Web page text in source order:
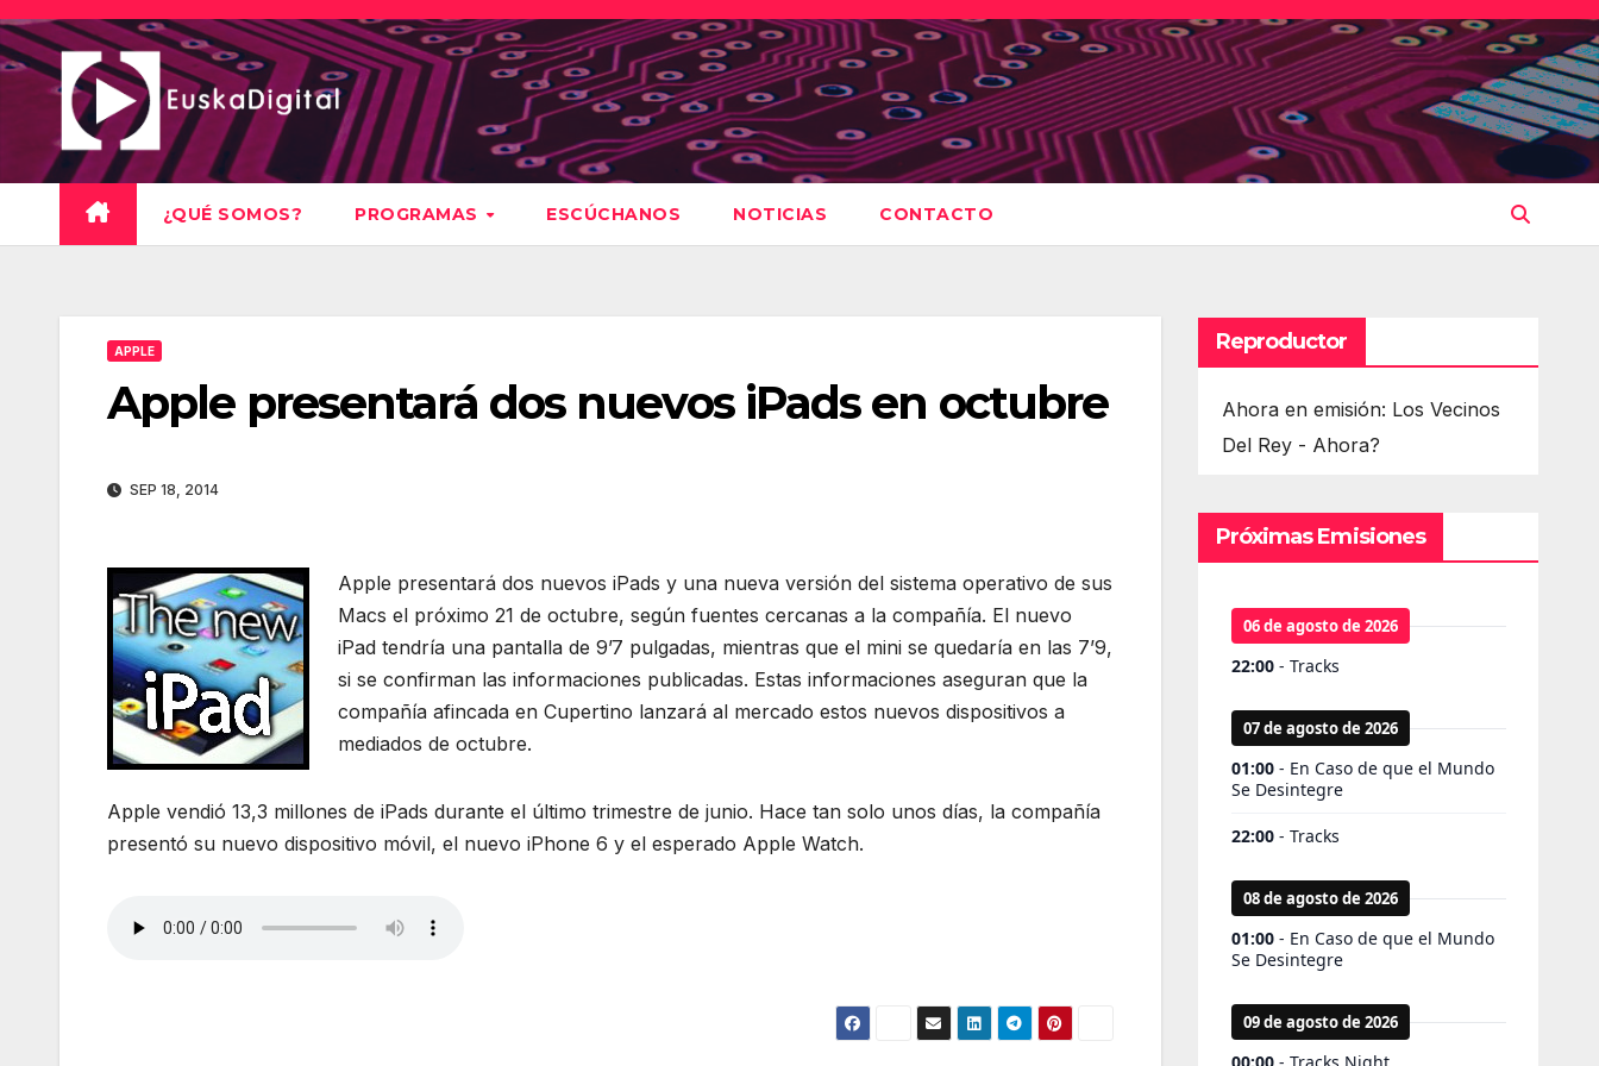
Saltar
al
contenido
¿QUÉ SOMOS? PROGRAMAS ESCÚCHANOS NOTICIAS CONTACTO
APPLE
Apple presentará dos nuevos iPads en octubre
SEP 18, 2014
Apple presentará dos nuevos iPads y una nueva versión del sistema operativo de sus
Macs el próximo 21 de octubre, según fuentes cercanas a la compañía. El nuevo
iPad tendría una pantalla de 9’7 pulgadas, mientras que el mini se quedaría en las 7’9,
si se confirman las informaciones publicadas. Estas informaciones aseguran que la
compañía afincada en Cupertino lanzará al mercado estos nuevos dispositivos a
mediados de octubre.
Apple vendió 13,3 millones de iPads durante el último trimestre de junio. Hace tan solo unos días, la compañía
presentó su nuevo dispositivo móvil, el nuevo iPhone 6 y el esperado Apple Watch.
Reproductor
Ahora en emisión: Los Vecinos
Del Rey - Ahora?
Próximas Emisiones